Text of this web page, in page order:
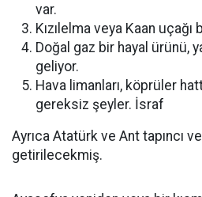
var.
Kızılelma veya Kaan
Doğal gaz bir hayal ürünü,
geliyor.
Hava limanları, köprüler
gereksiz şeyler. İsraf
Ayrıca Atatürk ve Ant tapıncı
getirilecekmiş.